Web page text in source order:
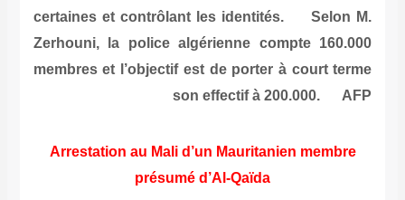
certaines et contrôlant les identités. Selon M.
Zerhouni, la police algérienne compte 160.000
membres et l’objectif est de porter à court terme
son effectif à 200.000. AFP
Arrestation au Mali d’un Mauritanien membre
présumé d’Al-Qaïda